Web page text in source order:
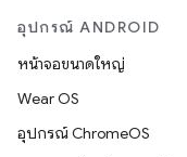
อุปกรณ์ ANDROID
หน้าจอขนาดใหญ่
Wear OS
อุปกรณ์ ChromeOS